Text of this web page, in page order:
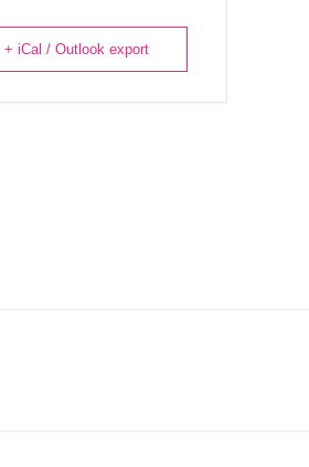
+ iCal / Outlook export